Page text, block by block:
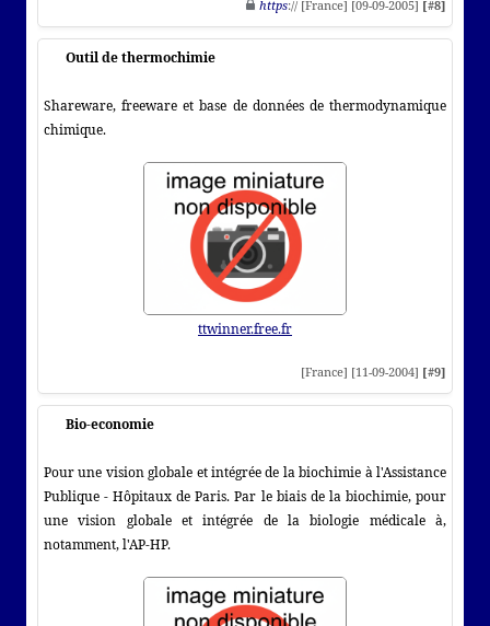
https:// [France] [09-09-2005] [#8]
Outil de thermochimie
Shareware, freeware et base de données de thermodynamique
chimique.
ttwinner.free.fr
[France] [11-09-2004] [#9]
Bio-economie
Pour une vision globale et intégrée de la biochimie à l'Assistance
Publique - Hôpitaux de Paris. Par le biais de la biochimie, pour
une vision globale et intégrée de la biologie médicale à,
notamment, l'AP-HP.